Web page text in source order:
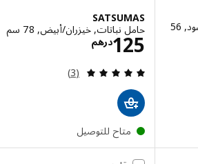
حامل نباتات, داخلي/خارجي أسود, 56
SATSUMAS
حامل نباتات, خيزران/أبيض, 78 سم
درهم125 الاسعار درهم
مراجعة: 5 من أصل 5 نجوم. إجمالي المراجعات:
(3)
متاح للتوصيل